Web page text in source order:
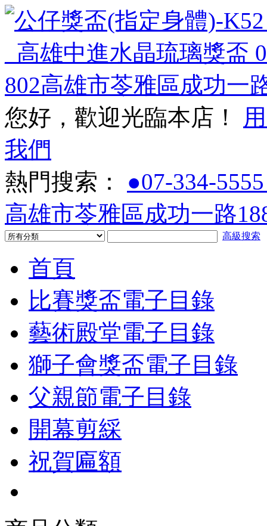
您好，歡迎光臨本店！
我們
熱門搜索： ●07-334-
高雄市苓雅區成功一路
高級搜索
首頁
比賽獎盃電子目錄
藝術殿堂電子目錄
獅子會獎盃電子目錄
父親節電子目錄
開幕剪綵
祝賀匾額